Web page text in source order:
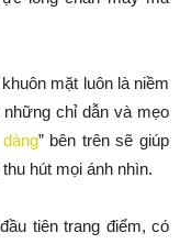
mặt luôn là niềm
chỉ dẫn và mẹo
” bên trên sẽ giúp
hút mọi ánh nhìn.
tiên trang điểm, có